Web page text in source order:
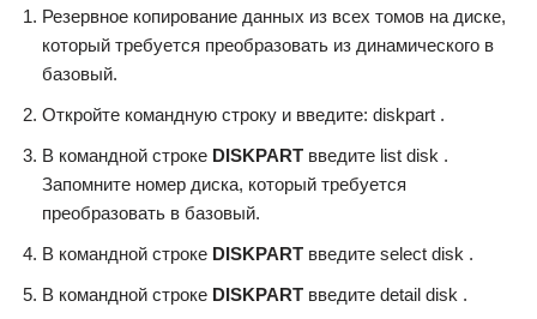
Резервное копирование данных из всех томов на диске,
который требуется преобразовать из динамического в
базовый.
Откройте командную строку и введите: diskpart .
В командной строке DISKPART введите list disk .
Запомните номер диска, который требуется
преобразовать в базовый.
В командной строке DISKPART введите select disk .
В командной строке DISKPART введите detail disk .